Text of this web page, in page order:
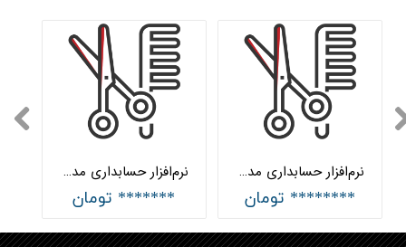
نرم‌افزار حسابداری مدیریت آرایشگاه پیشرفته هلو APEX
******* تومان
نرم‌افزار حسابداری مدیریت آرایشگاه حرفه‌ای هلو APEX
******** تومان